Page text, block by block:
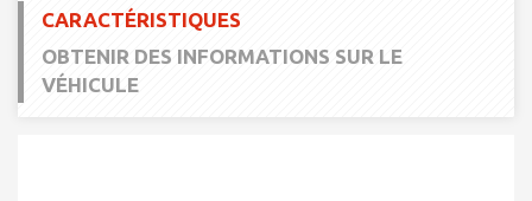
CARACTÉRISTIQUES
OBTENIR DES INFORMATIONS SUR LE
VÉHICULE